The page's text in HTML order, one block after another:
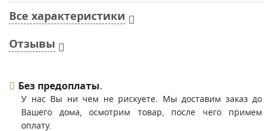
Все характеристики
Отзывы
Без предоплаты.
У нас Вы ни чем не рискуете. Мы доставим заказ до
Вашего дома, осмотрим товар, после чего примем
оплату.